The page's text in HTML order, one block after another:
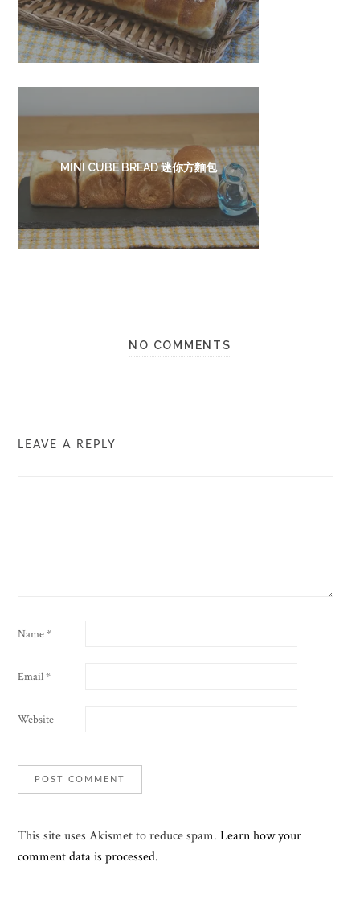
MINI CUBE BREAD 迷你方麵包
NO COMMENTS
LEAVE A REPLY
Name*
Email*
Website
This site uses Akismet to reduce spam.Learn how your
comment data is processed.